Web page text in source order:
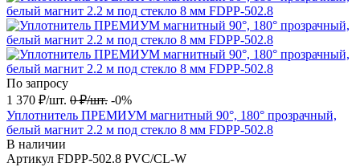
По запросу
1 370 ₽/шт. 0 ₽/шт. -0%
Уплотнитель ПРЕМИУМ магнитный 90°, 180° прозрачный,
белый магнит 2.2 м под стекло 8 мм FDPP-502.8
В наличии
Артикул FDPP-502.8 PVC/CL-W